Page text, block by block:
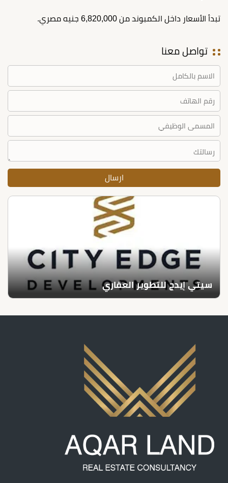
تبدأ الأسعار داخل الكمبوند من 6,820,000 جنيه مصري.
تواصل معنا
سيتي إيدج للتطوير العقاري